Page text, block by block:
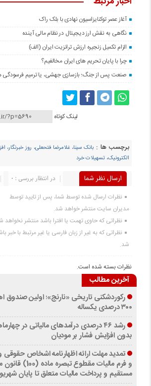
آغاز عصر توکنایزاسیون نهادی با بلک راک
نگاهی به نقش ارز دیجیتال در نظام مالی آینده
الزام تکمیل زنجیره ارزش ترانزیت ایران (الف)
چرا با پایان تحریم های ایران مخالفیم؟
صنعت پس از جنگ؛ بازسازی جهشی، یا ترمیم فرسودگی
لینک کوتاه
برچسب ها : بانک سینا، غلامرضا فتحعلی، روز خبرنگار،
الکترونیک، تسهیلات خرد
ارسال نظر شما
در انتظار بررسی : 0
نظرات ارسال شده توسط شما، پس از تایید توسط
مدیران سایت منتشر خواهد شد.
نظراتی که حاوی تهمت یا افترا باشد منتشر نخواهد
نظراتی که به غیر از زبان فارسی یا غیر مرتبط با خبر
شد.
نظرات بسته شده است.
آخرین مطالب
رکوردشکنی تاریخی «نارنج»؛ اولین صندوق
۳۰۰ درصدی یکساله
بدون افزایش فشار بر مودیان
تمدید مهلت ارائه اظهارنامه اشخاص
و فرم مالیات مقطوع
مستقیم و پرداخت مالیات متعلق تا پایان